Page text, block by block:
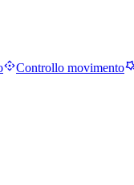
Controllo movimento